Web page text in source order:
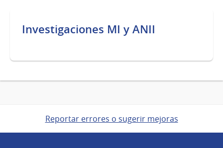
Investigaciones MI y ANII
Reportar errores o sugerir mejoras